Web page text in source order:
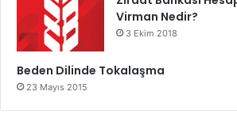
Virman Nedir?
3 Ekim 2018
Beden Dilinde Tokalaşma
23 Mayıs 2015